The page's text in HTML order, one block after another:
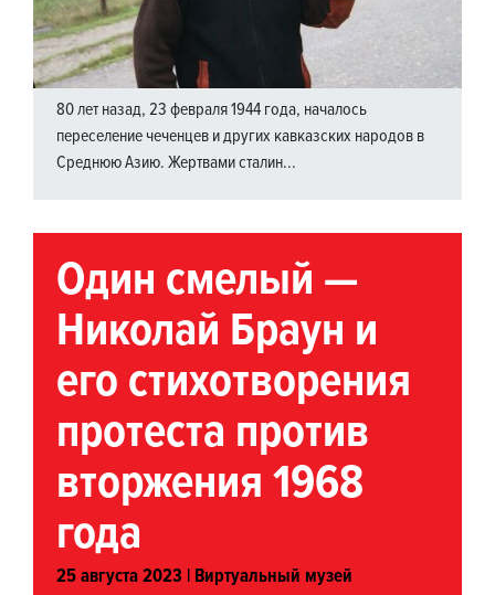
80 лет назад, 23 февраля 1944 года, началось
переселение чеченцев и других кавказских народов в
Среднюю Азию. Жертвами сталин...
Один смелый —
Николай Браун и
его стихотворения
протеста против
вторжения 1968
года
25 августа 2023 | Виртуальный музей